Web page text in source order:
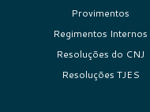
Provimentos
Regimentos Internos
Resoluções do CNJ
Resoluções TJES